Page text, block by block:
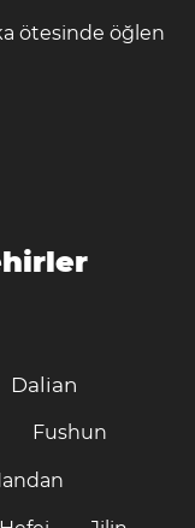
ötesinde öğlen
Dalian
Fushun